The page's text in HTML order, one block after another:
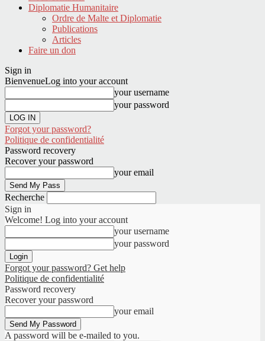
Diplomatie Humanitaire
Ordre de Malte et Diplomatie
Publications
Articles
Faire un don
Sign in
BienvenueLog into your account
your username
your password
Forgot your password?
Politique de confidentialité
Password recovery
Recover your password
your email
Recherche
Sign in
Welcome! Log into your account
your username
your password
Forgot your password? Get help
Politique de confidentialité
Password recovery
Recover your password
your email
A password will be e-mailed to you.